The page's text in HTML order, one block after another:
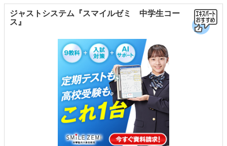
ジャストシステム『スマイルゼミ 中学生コー
ス』